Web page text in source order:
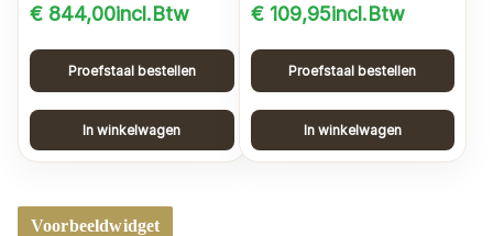
€ 844,00incl.Btw
Proefstaal bestellen
In winkelwagen
€109,95incl.Btw
Proefstaal bestellen
In winkelwagen
Voorbeeldwidget